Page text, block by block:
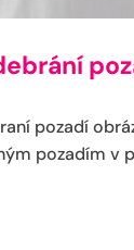
pozadí
pozadím v